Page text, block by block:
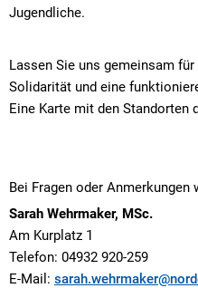
Jugendliche.
Lassen Sie uns gemeinsam
Solidarität und eine
Eine Karte mit den Standorten
Bei Fragen oder Anmerkungen
Sarah Wehrmaker, MSc.
Am Kurplatz 1
Telefon: 04932 920-259
E-Mail: